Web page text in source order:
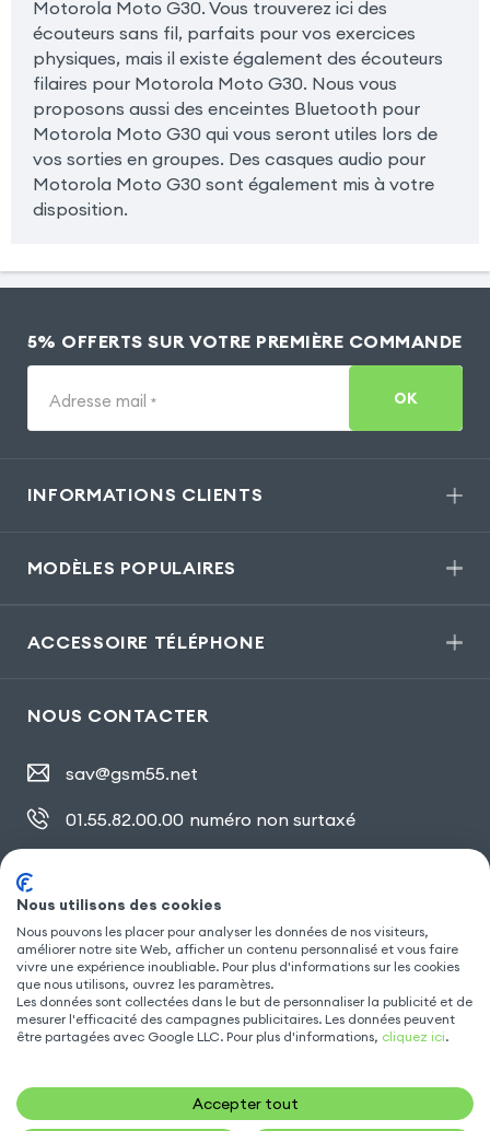
Motorola Moto G30. Vous trouverez ici des
écouteurs sans fil, parfaits pour vos exercices
physiques, mais il existe également des écouteurs
filaires pour Motorola Moto G30. Nous vous
proposons aussi des enceintes Bluetooth pour
Motorola Moto G30 qui vous seront utiles lors de
vos sorties en groupes. Des casques audio pour
Motorola Moto G30 sont également mis à votre
disposition.
5% OFFERTS SUR VOTRE PREMIÈRE COMMANDE
Adresse mail * OK
INFORMATIONS CLIENTS
MODÈLES POPULAIRES
ACCESSOIRE TÉLÉPHONE
NOUS CONTACTER
sav@gsm55.net
01.55.82.00.00 numéro non surtaxé
SUIVEZ NOUS
Nous utilisons des cookies
Nous pouvons les placer pour analyser les données de nos visiteurs,
améliorer notre site Web, afficher un contenu personnalisé et vous faire
vivre une expérience inoubliable. Pour plus d'informations sur les cookies
que nous utilisons, ouvrez les paramètres.
Les données sont collectées dans le but de personnaliser la publicité et de
mesurer l'efficacité des campagnes publicitaires. Les données peuvent
être partagées avec Google LLC. Pour plus d'informations, cliquez ici.
Accepter tout